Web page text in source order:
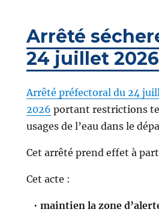
Arrêté
24 juillet 2026
Arrêté préfectoral du 24
2026 portant restrictions
usages de l’eau dans le
Cet arrêté prend effet à
Cet acte :
• maintien la zone